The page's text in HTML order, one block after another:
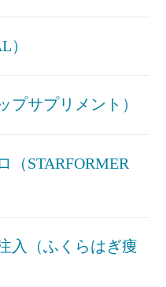
）
プサプリメント）
（STARFORMER
入（ふくらはぎ痩